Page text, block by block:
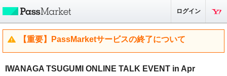
ログイン
【重要】PassMarketサービスの終了について
IWANAGA TSUGUMI ONLINE TALK EVENT in Apr